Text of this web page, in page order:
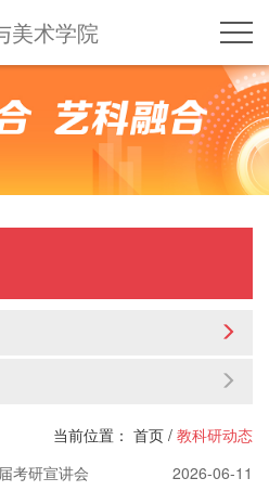
美术学院
当前位置： 首页 / 教科研动态
考研宣讲会
2026-06-11